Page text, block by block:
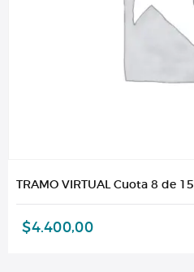
TRAMO VIRTUAL Cuota 8 de 15
$4.400,00